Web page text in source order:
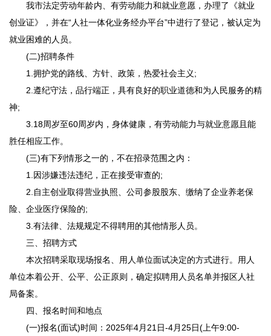
我市法定劳动年龄内、有劳动能力和就业意愿，办理了《就业
创业证》，并在“人社一体化业务经办平台”中进行了登记，被认定为
就业困难的人员。
(二)招聘条件
1.拥护党的路线、方针、政策，热爱社会主义;
2.遵纪守法，品行端正，具有良好的职业道德和为人民服务的精
神;
3.18周岁至60周岁内，身体健康，有劳动能力与就业意愿且能
胜任相应工作。
(三)有下列情形之一的，不在招录范围之内：
1.因涉嫌违法违纪，正在接受审查的;
2.自主创业取得营业执照、公司参股股东、缴纳了企业养老保
险、企业医疗保险的;
3.有法律、法规规定不得聘用的其他情形人员。
三、招聘方式
本次招聘采取现场报名、用人单位面试决定的方式进行。用人
单位本着公开、公平、公正原则，确定拟聘用人员名单并报区人社
局备案。
四、报名时间和地点
(一)报名(面试)时间：2025年4月21日-4月25日(上午9:00-